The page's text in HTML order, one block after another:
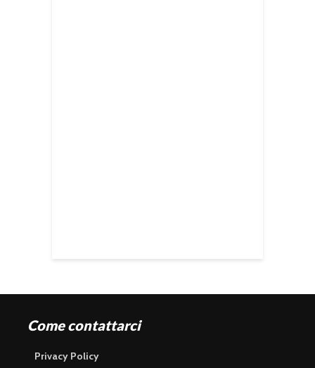
Come contattarci
Privacy Policy